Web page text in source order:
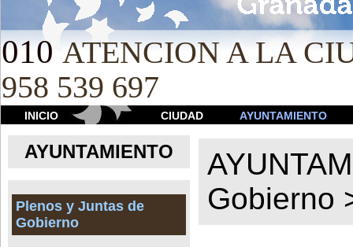
010 ATENCION A LA
958 539 697
INICIO CIUDAD AYUNTAMIENTO
AYUNTAMIENTO
Plenos y Juntas de
Gobierno
Gobierno